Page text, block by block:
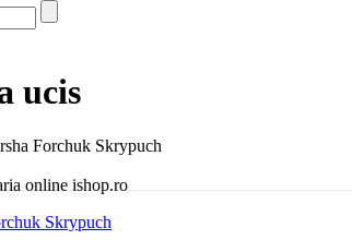
ucis
online ishop.ro
Skrypuch